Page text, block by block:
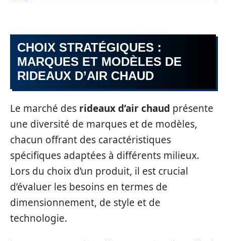
CHOIX STRATÉGIQUES :
MARQUES ET MODÈLES DE
RIDEAUX D’AIR CHAUD
Le marché des rideaux d’air chaud présente
une diversité de marques et de modèles,
chacun offrant des caractéristiques
spécifiques adaptées à différents milieux.
Lors du choix d’un produit, il est crucial
d’évaluer les besoins en termes de
dimensionnement, de style et de
technologie.